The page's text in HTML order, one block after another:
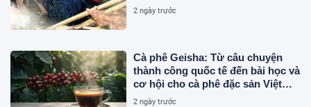
2 ngày trước
Cà phê Geisha: Từ câu chuyện
thành công quốc tế đến bài học và
cơ hội cho cà phê đặc sản Việt
Nam
2 ngày trước